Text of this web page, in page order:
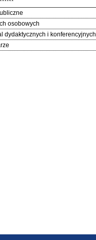
osobowych
dydaktycznych i konferencyjnych